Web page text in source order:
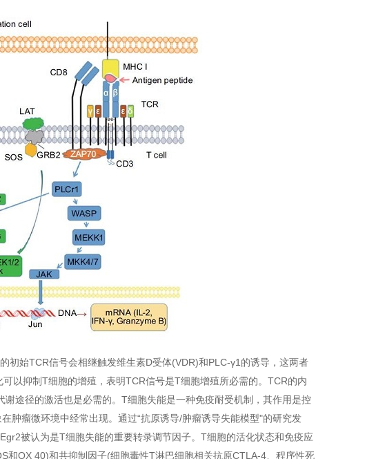
始TCR信号会相继触发维生素D受体(VDR)和PLC-γ1的诱导，这两者
以抑制T细胞的增殖，表明TCR信号是T细胞增殖所必需的。TCR的内
途径的激活也是必需的。T细胞失能是一种免疫耐受机制，其作用是控
肿瘤微环境中经常出现。通过“抗原诱导/肿瘤诱导失能模型"的研究发
被认为是T细胞失能的重要转录调节因子。T细胞的活化状态和免疫应
OX 40)和共抑制因子(细胞毒性T淋巴细胞相关抗原CTLA-4、程序性死